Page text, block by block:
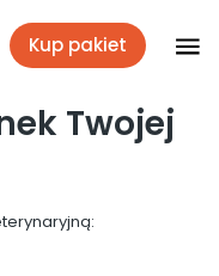
Kup pakiet
Twojej